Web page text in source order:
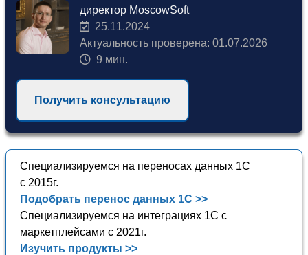
директор MoscowSoft
25.11.2024
Актуальность проверена: 01.07.2026
9 мин.
Получить консультацию
Специализируемся на переносах данных 1С
с 2015г.
Подобрать перенос данных 1С >>
Специализируемся на интеграциях 1С с
маркетплейсами с 2021г.
Изучить продукты >>